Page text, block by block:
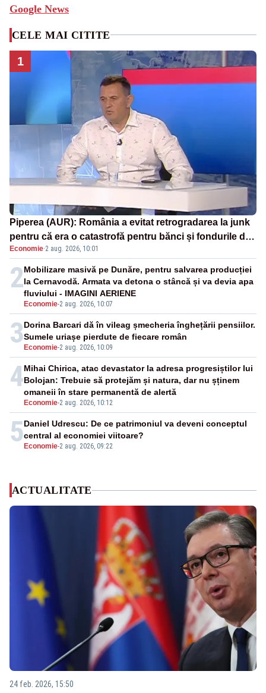
Google News
CELE MAI CITITE
1
Piperea (AUR): România a evitat retrogradarea la junk
pentru că era o catastrofă pentru bănci și fondurile de
pensii
Economie·2 aug. 2026, 10:01
2
Economie-2 aug. 2026, 10:07
Mobilizare masivă pe Dunăre, pentru salvarea producției
la Cernavodă. Armata va detona o stâncă și va devia apa
fluviului - IMAGINI AERIENE
3 Economie-2 aug. 2026, 10:09
Dorina Barcari dă în vileag șmecheria înghețării pensiilor.
Sumele uriașe pierdute de fiecare român
4
Economie-2 aug. 2026, 10:12
Mihai Chirica, atac devastator la adresa progresiștilor lui
Bolojan: Trebuie să protejăm și natura, dar nu șținem
omaneii în stare permanentă de alertă
5 Economie-2 aug. 2026, 09:22
Daniel Udrescu: De ce patrimoniul va deveni conceptul
central al economiei viitoare?
ACTUALITATE
24 feb. 2026, 15:50